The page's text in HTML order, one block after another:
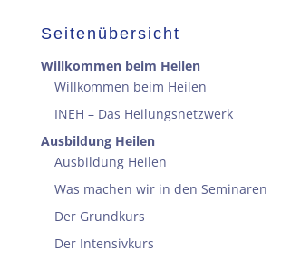
Seitenübersicht
Willkommen beim Heilen
Willkommen beim Heilen
INEH – Das Heilungsnetzwerk
Ausbildung Heilen
Ausbildung Heilen
Was machen wir in den Seminaren
Der Grundkurs
Der Intensivkurs